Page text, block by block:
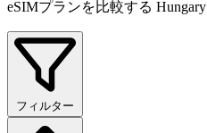
eSIMプランを比較する Hungary
フィルター